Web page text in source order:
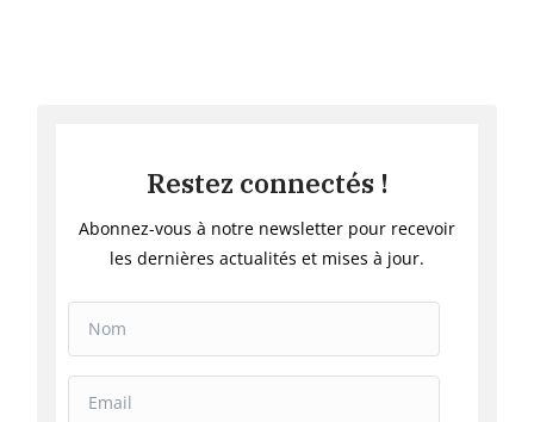
Restez connectés !
Abonnez-vous à notre newsletter pour recevoir
les dernières actualités et mises à jour.